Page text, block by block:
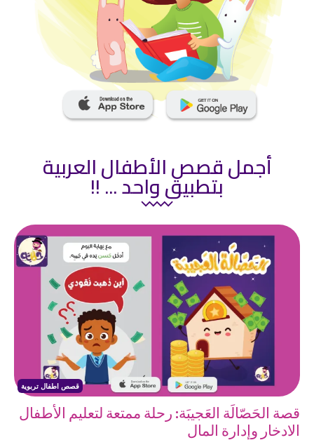
أجمل قصص الأطفال العربية
بتطبيق واحد ... !!
قصص اطفال تربوية
قصة الحَصّالَة العَجيبَة: رحلة ممتعة لتعليم الأطفال
الادخار وإدارة المال